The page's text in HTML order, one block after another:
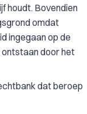
houdt. Bovendien
omdat
ingegaan op de
ontstaan door het
dat beroep